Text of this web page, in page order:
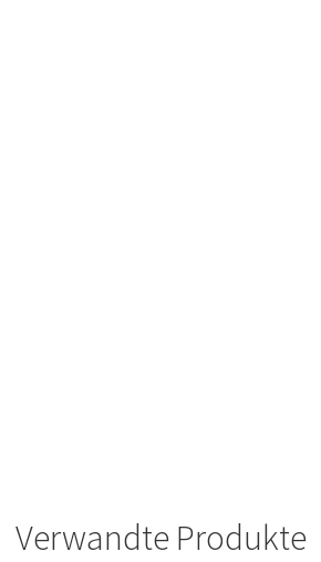
Verwandte Produkte